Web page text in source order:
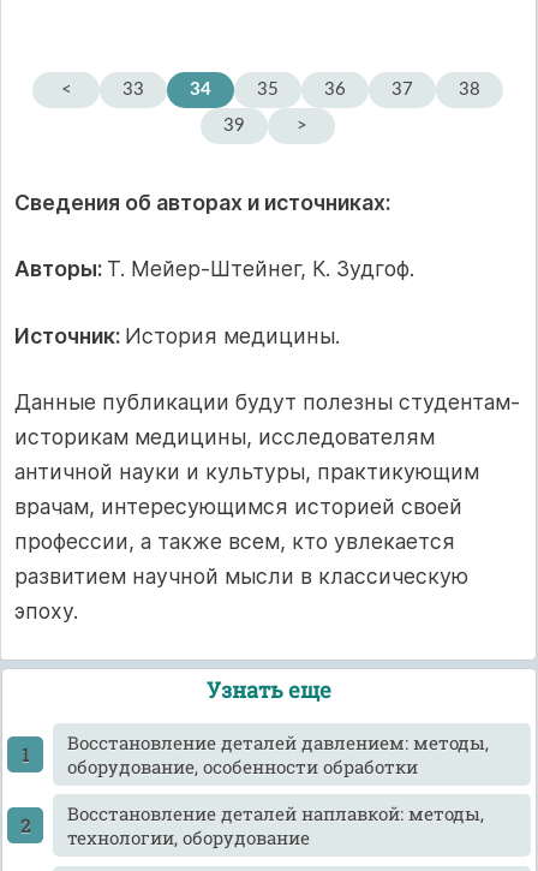
< 33 34 35 36 37
38
39
>
Сведения об авторах и источниках:
Авторы: Т. Мейер-Штейнег, К. Зудгоф.
Источник: История медицины.
Данные публикации будут полезны студентам-
историкам медицины, исследователям
античной науки и культуры, практикующим
врачам, интересующимся историей своей
профессии, а также всем, кто увлекается
развитием научной мысли в классическую
эпоху.
Узнать еще
Восстановление деталей давлением: методы,
оборудование, особенности обработки
Восстановление деталей наплавкой: методы,
технологии, оборудование